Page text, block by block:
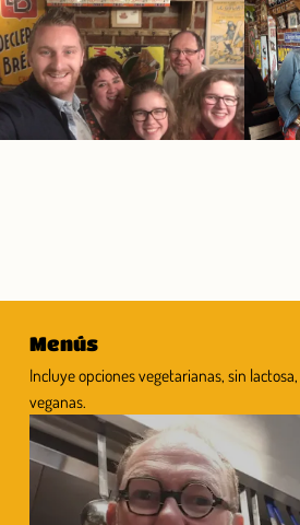
Menús
Incluye opciones vegetarianas, sin
veganas.